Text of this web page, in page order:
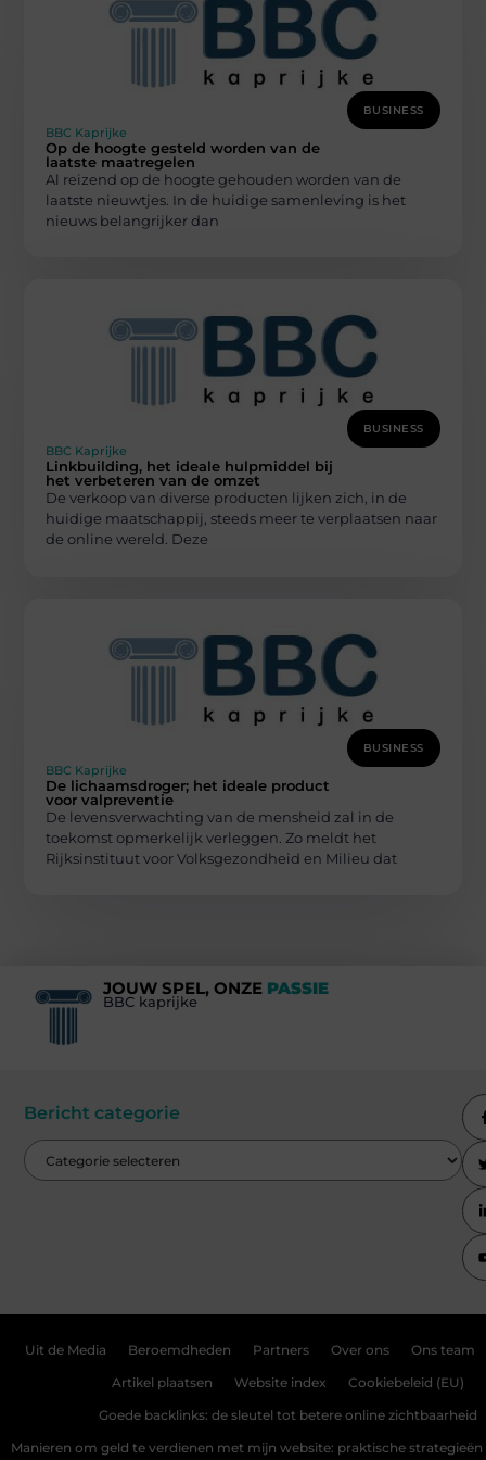
BUSINESS
BBC Kaprijke
Op de hoogte gesteld worden van de
laatste maatregelen
Al reizend op de hoogte gehouden worden van de
laatste nieuwtjes. In de huidige samenleving is het
nieuws belangrijker dan
BUSINESS
BBC Kaprijke
Linkbuilding, het ideale hulpmiddel bij
het verbeteren van de omzet
De verkoop van diverse producten lijken zich, in de
huidige maatschappij, steeds meer te verplaatsen naar
de online wereld. Deze
BUSINESS
BBC Kaprijke
De lichaamsdroger; het ideale product
voor valpreventie
De levensverwachting van de mensheid zal in de
toekomst opmerkelijk verleggen. Zo meldt het
Rijksinstituut voor Volksgezondheid en Milieu dat
JOUW SPEL, ONZE PASSIE
BBC kaprijke
Bericht categorie
Uit de Media Beroemdheden Partners Over ons Ons team
Artikel plaatsen Website index Cookiebeleid (EU)
Goede backlinks: de sleutel tot betere online zichtbaarheid
Manieren om geld te verdienen met mijn website: praktische strategieën